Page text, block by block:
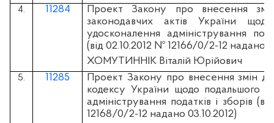
4. 11284
Проект Закону про внесення
законодавчих актів України
удосконалення адміністрування
(від 02.10.2012 № 12166/0/2-12 надано
ХОМУТИННІК Віталій Юрійович
5. 11285
Проект Закону про внесення змін
кодексу України щодо подальшого
адміністрування податків і зборів
12168/0/2-12 надано 03.10.2012)